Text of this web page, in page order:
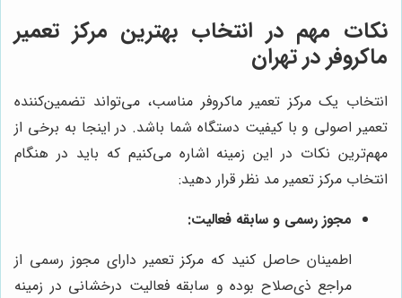
نکات مهم در انتخاب بهترین مرکز تعمیر
ماکروفر در تهران
انتخاب یک مرکز تعمیر ماکروفر مناسب، می‌تواند تضمین‌کننده
تعمیر اصولی و با کیفیت دستگاه شما باشد. در اینجا به برخی از
مهم‌ترین نکات در این زمینه اشاره می‌کنیم که باید در هنگام
انتخاب مرکز تعمیر مد نظر قرار دهید:
مجوز رسمی و سابقه فعالیت:
اطمینان حاصل کنید که مرکز تعمیر دارای مجوز رسمی از
مراجع ذی‌صلاح بوده و سابقه فعالیت درخشانی در زمینه